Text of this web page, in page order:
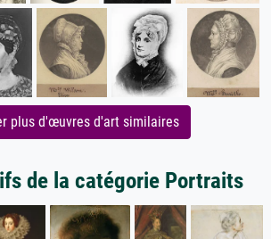
plus d'œuvres d'art similaires
de la catégorie Portraits